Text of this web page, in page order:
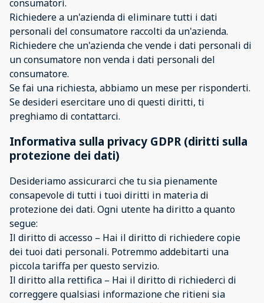
consumatori.
Richiedere a un'azienda di eliminare tutti i dati
personali del consumatore raccolti da un'azienda.
Richiedere che un'azienda che vende i dati personali di
un consumatore non venda i dati personali del
consumatore.
Se fai una richiesta, abbiamo un mese per risponderti.
Se desideri esercitare uno di questi diritti, ti
preghiamo di contattarci.
Informativa sulla privacy GDPR (diritti sulla
protezione dei dati)
Desideriamo assicurarci che tu sia pienamente
consapevole di tutti i tuoi diritti in materia di
protezione dei dati. Ogni utente ha diritto a quanto
segue:
Il diritto di accesso – Hai il diritto di richiedere copie
dei tuoi dati personali. Potremmo addebitarti una
piccola tariffa per questo servizio.
Il diritto alla rettifica – Hai il diritto di richiederci di
correggere qualsiasi informazione che ritieni sia